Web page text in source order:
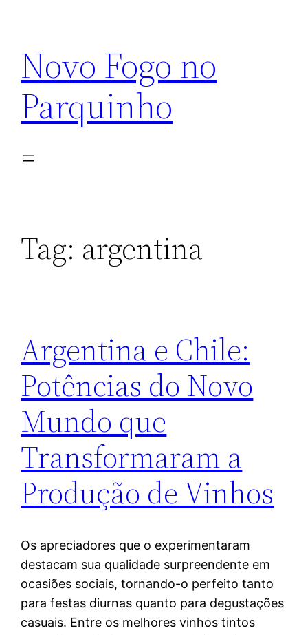
conteúdo
Novo Fogo no
Parquinho
Tag: argentina
Argentina e Chile:
Potências do Novo
Mundo que
Transformaram a
Produção de Vinhos
Os apreciadores que o experimentaram
destacam sua qualidade surpreendente em
ocasiões sociais, tornando-o perfeito tanto
para festas diurnas quanto para degustações
casuais. Entre os melhores vinhos tintos